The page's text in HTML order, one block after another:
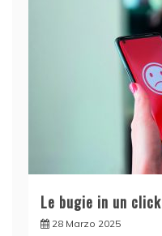
Le bugie in un click
28 Marzo 2025